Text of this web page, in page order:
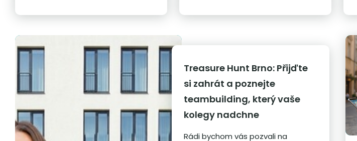
Treasure Hunt Brno: Přijďte
si zahrát a poznejte
teambuilding, který vaše
kolegy nadchne
Rádi bychom vás pozvali na